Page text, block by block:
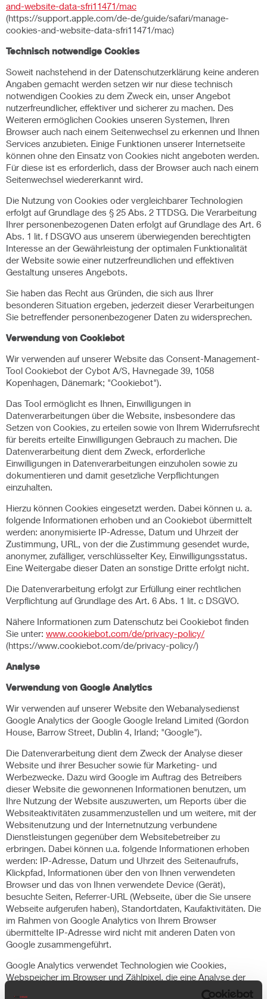
and-website-data-sfri11471/mac
(https://support.apple.com/de-de/guide/safari/manage-
cookies-and-website-data-sfri11471/mac)
Technisch notwendige Cookies
Soweit nachstehend in der Datenschutzerklärung keine anderen
Angaben gemacht werden setzen wir nur diese technisch
notwendigen Cookies zu dem Zweck ein, unser Angebot
nutzerfreundlicher, effektiver und sicherer zu machen. Des
Weiteren ermöglichen Cookies unseren Systemen, Ihren
Browser auch nach einem Seitenwechsel zu erkennen und Ihnen
Services anzubieten. Einige Funktionen unserer Internetseite
können ohne den Einsatz von Cookies nicht angeboten werden.
Für diese ist es erforderlich, dass der Browser auch nach einem
Seitenwechsel wiedererkannt wird.
Die Nutzung von Cookies oder vergleichbarer Technologien
erfolgt auf Grundlage des § 25 Abs. 2 TTDSG. Die Verarbeitung
Ihrer personenbezogenen Daten erfolgt auf Grundlage des Art. 6
Abs. 1 lit. f DSGVO aus unserem überwiegenden berechtigten
Interesse an der Gewährleistung der optimalen Funktionalität
der Website sowie einer nutzerfreundlichen und effektiven
Gestaltung unseres Angebots.
Sie haben das Recht aus Gründen, die sich aus Ihrer
besonderen Situation ergeben, jederzeit dieser Verarbeitungen
Sie betreffender personenbezogener Daten zu widersprechen.
Verwendung von Cookiebot
Wir verwenden auf unserer Website das Consent-Management-
Tool Cookiebot der Cybot A/S, Havnegade 39, 1058
Kopenhagen, Dänemark; "Cookiebot").
Das Tool ermöglicht es Ihnen, Einwilligungen in
Datenverarbeitungen über die Website, insbesondere das
Setzen von Cookies, zu erteilen sowie von Ihrem Widerrufsrecht
für bereits erteilte Einwilligungen Gebrauch zu machen. Die
Datenverarbeitung dient dem Zweck, erforderliche
Einwilligungen in Datenverarbeitungen einzuholen sowie zu
dokumentieren und damit gesetzliche Verpflichtungen
einzuhalten.
Hierzu können Cookies eingesetzt werden. Dabei können u. a.
folgende Informationen erhoben und an Cookiebot übermittelt
werden: anonymisierte IP-Adresse, Datum und Uhrzeit der
Zustimmung, URL, von der die Zustimmung gesendet wurde,
anonymer, zufälliger, verschlüsselter Key, Einwilligungsstatus.
Eine Weitergabe dieser Daten an sonstige Dritte erfolgt nicht.
Die Datenverarbeitung erfolgt zur Erfüllung einer rechtlichen
Verpflichtung auf Grundlage des Art. 6 Abs. 1 lit. c DSGVO.
Nähere Informationen zum Datenschutz bei Cookiebot finden
Sie unter: www.cookiebot.com/de/privacy-policy/
(https://www.cookiebot.com/de/privacy-policy/)
Analyse
Verwendung von Google Analytics
Wir verwenden auf unserer Website den Webanalysedienst
Google Analytics der Google Google Ireland Limited (Gordon
House, Barrow Street, Dublin 4, Irland; "Google").
Die Datenverarbeitung dient dem Zweck der Analyse dieser
Website und ihrer Besucher sowie für Marketing- und
Werbezwecke. Dazu wird Google im Auftrag des Betreibers
dieser Website die gewonnenen Informationen benutzen, um
Ihre Nutzung der Website auszuwerten, um Reports über die
Websiteaktivitäten zusammenzustellen und um weitere, mit der
Websitenutzung und der Internetnutzung verbundene
Dienstleistungen gegenüber dem Websitebetreiber zu
erbringen. Dabei können u.a. folgende Informationen erhoben
werden: IP-Adresse, Datum und Uhrzeit des Seitenaufrufs,
Klickpfad, Informationen über den von Ihnen verwendeten
Browser und das von Ihnen verwendete Device (Gerät),
besuchte Seiten, Referrer-URL (Webseite, über die Sie unsere
Webseite aufgerufen haben), Standortdaten, Kaufaktivitäten. Die
im Rahmen von Google Analytics von Ihrem Browser
übermittelte IP-Adresse wird nicht mit anderen Daten von
Google zusammengeführt.
Google Analytics verwendet Technologien wie Cookies,
Webspeicher im Browser und Zählpixel, die eine Analyse der
Benutzung der Website durch Sie ermöglichen. Die dadurch